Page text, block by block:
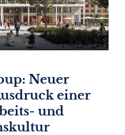
Neuer
einer
und